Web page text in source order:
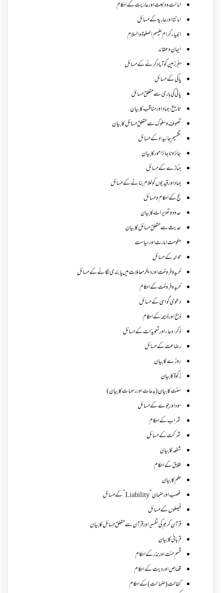
امانت ودیعت اورعاریت کے احکام
امانتا اور عاریة کے مسائل
انبیاء کرام علیہم الصلوۃ والسلام
ایمان وعقائد
بنجر زمین کو آباد کرنے کے مسائل
پاکی کے مسائل
پانی کی باری سے متعلق مسائل
تاریخ،جہاد اور مناقب کا بیان
تصوف و سلوک سے متعلق مسائل کا بیان
تقسیم جائیداد کے مسائل
جائز و ناجائزامور کا بیان
جنازے کےمسائل
جہاد اور قیدیوں کو غلام بنانے کے مسائل
حج کے احکام ومسائل
حدود و تعزیرات کا بیان
حدیث سے متعلق مسائل کا بیان
حکومت امارت اور سیاست
حوالہ کے مسائل
خرید و فروخت اور دیگر معاملات میں پابندی لگانے کے مسائل
خرید و فروخت کے احکام
دعوی گواہی کے مسائل
ذبح اور ذبیحہ کے احکام
ذکر،دعاء اور تعویذات کے مسائل
رضاعت کے مسائل
روزے کا بیان
زکوة کابیان
سنت کا بیان (بدعات اور رسومات کا بیان)
سود اور جوے کے مسائل
شراب کے احکام
شرکت کے مسائل
شفعہ کا بیان
طلاق کے احکام
علم کا بیان
غصب اورضمان”Liability” کے مسائل
فیصلوں کے مسائل
قرآن کریم کی تفسیر اور قرآن سے متعلق مسائل کا بیان
قربانی کا بیان
قسم منت اور نذر کے احکام
قصاص اور دیت کے احکام
کفالت (ضمانت) کے احکام